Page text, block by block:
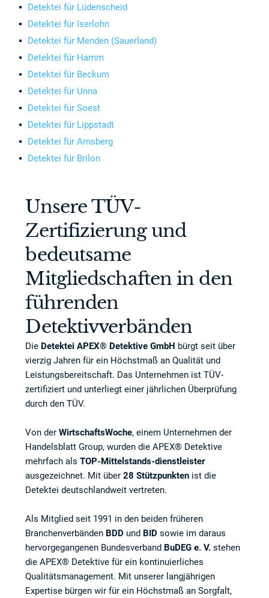
Detektei für Lüdenscheid
Detektei für Iserlohn
Detektei für Menden (Sauerland)
Detektei für Hamm
Detektei für Beckum
Detektei für Unna
Detektei für Soest
Detektei für Lippstadt
Detektei für Arnsberg
Detektei für Brilon
Unsere TÜV-
Zertifizierung und
bedeutsame
Mitgliedschaften in den
führenden
Detektivverbänden
Die Detektei APEX® Detektive GmbH bürgt seit über
vierzig Jahren für ein Höchstmaß an Qualität und
Leistungsbereitschaft. Das Unternehmen ist TÜV-
zertifiziert und unterliegt einer jährlichen Überprüfung
durch den TÜV.
Von derWirtschaftsWoche, einem Unternehmen der
Handelsblatt Group, wurden die APEX® Detektive
mehrfach alsTOP-Mittelstands-dienstleister
ausgezeichnet. Mit über28 Stützpunkten ist die
Detektei deutschlandweit vertreten.
Als Mitglied seit 1991 in den beiden früheren
Branchenverbänden BDD und BID sowie im daraus
hervorgegangenen Bundesverband BuDEG e. V. stehen
die APEX® Detektive für ein kontinuierliches
Qualitätsmanagement. Mit unserer langjährigen
Expertise bürgen wir für ein Höchstmaß an Sorgfalt,